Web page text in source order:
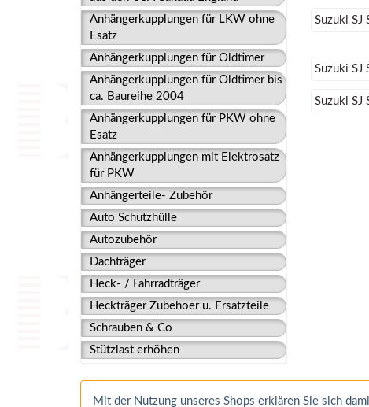
Anhängerkupplungen für LKW ohne
Esatz
Anhängerkupplungen für Oldtimer
Anhängerkupplungen für Oldtimer bis
ca. Baureihe 2004
Anhängerkupplungen für PKW ohne
Esatz
Anhängerkupplungen mit Elektrosatz
für PKW
Anhängerteile- Zubehör
Auto Schutzhülle
Autozubehör
Dachträger
Heck- / Fahrradträger
Heckträger Zubehoer u. Ersatzteile
Schrauben & Co
Stützlast erhöhen
Suzuki SJ
Suzuki SJ
Suzuki SJ
Mit der Nutzung unseres Shops erklären Sie sich